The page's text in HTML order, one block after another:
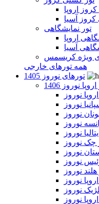
اروپا
آسیا
تور نمایشگاهی
اروپا
آسیا
ویژه کریسمس
همه تورهای خارجی
تورهای نوروز 1405
نوروز 1406
نوروز
نوروز
نوروز
نوروز
نوروز
چک نوروز
نوروز
نوروز
هلند نوروز
نوروز
نوروز
نوروز